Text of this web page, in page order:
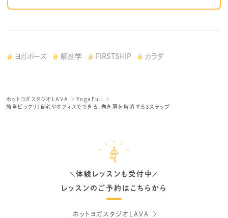
ヨガポーズ 解剖学 FIRSTSHIP カラダ
ホットヨガスタジオLAVA
YogaFull
簡単ビックリ！自宅やオフィスでできる。巻き肩を解消する3ステップ
＼ 体験レッスンも受付中 ／
レッスンのご予約はこちらから
ホットヨガスタジオLAVA